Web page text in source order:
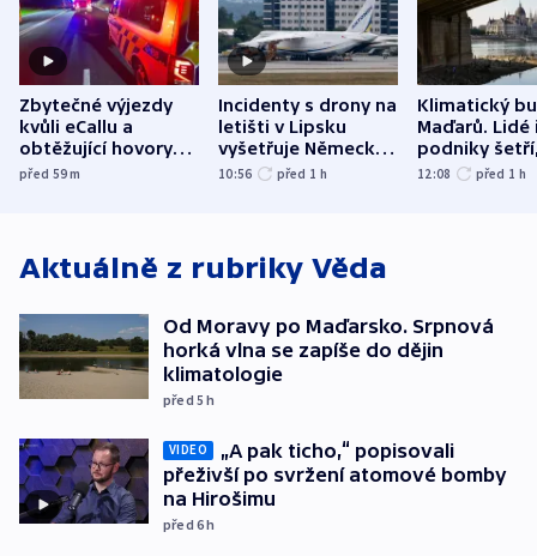
Zbytečné výjezdy
kvůli eCallu a
obtěžující hovory
zdržují záchranáře
před 59m
Incidenty s drony na
letišti v Lipsku
vyšetřuje Německo
jako úmyslný pokus
10:56 před 1 h
Klimatický
Maďarů. Lidé
podniky
omezuje se
12:08 před 1 h
Aktuálně z rubriky Věda
Od Moravy po Maďarsko. Srpnová
horká vlna se zapíše do dějin
klimatologie
před 5h
VIDEO
„A pak ticho,“ popisovali
přeživší po svržení atomové bomby
na Hirošimu
před 6h